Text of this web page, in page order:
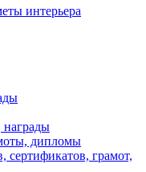
интерьера
дипломы
сертификатов, грамот,